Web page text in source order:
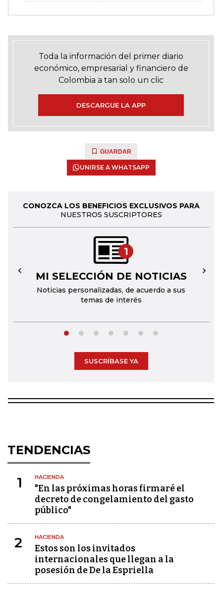
Toda la información del primer diario
económico, empresarial y financiero de
Colombia a tan solo un clic
DESCARGUE LA APP
GUARDAR
UNIRSE A WHATSAPP
CONOZCA LOS BENEFICIOS EXCLUSIVOS PARA
NUESTROS SUSCRIPTORES
1
MI SELECCIÓN DE NOTICIAS
Noticias personalizadas, de acuerdo a sus
temas de interés
← →
SUSCRÍBASE YA
TENDENCIAS
1 HACIENDA
"En las próximas horas firmaré el
decreto de congelamiento del gasto
público"
2 HACIENDA
Estos son los invitados
internacionales que llegan a la
posesión de De la Espriella